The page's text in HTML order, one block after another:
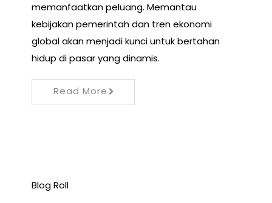
memanfaatkan peluang. Memantau
kebijakan pemerintah dan tren ekonomi
global akan menjadi kunci untuk bertahan
hidup di pasar yang dinamis.
Read More
Blog Roll